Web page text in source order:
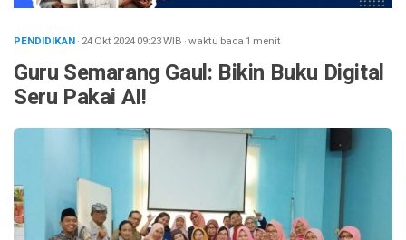
PENDIDIKAN· 24 Okt 202409:23WIB ·waktu baca 1 menit
Guru Semarang Gaul: Bikin Buku Digital
Seru Pakai AI!